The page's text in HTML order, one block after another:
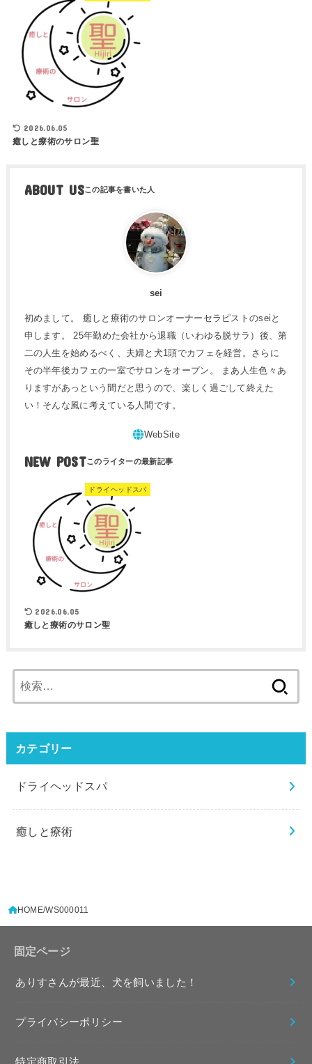
2026.06.05
癒しと療術のサロン聖
ABOUT US
sei
初めまして。 癒しと療術のサロンオーナーセラピストのseiと
申します。 25年勤めた会社から退職（いわゆる脱サラ）後、第
二の人生を始めるべく、夫婦と犬1頭でカフェを経営。さらに
その半年後カフェの一室でサロンをオープン。 まあ人生色々あ
りますがあっという間だと思うので、楽しく過ごして終えた
い！そんな風に考えている人間です。
NEW POST
ドライヘッドスパ
2026.06.05
癒しと療術のサロン聖
索:
カテゴリー
ドライヘッドスパ
癒しと療術
HOME WS000011
固定ページ
ありすさんが最近、犬を飼いました！
プライバシーポリシー